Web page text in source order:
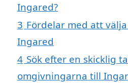
Ingared?
3 Fördelar med att
Ingared
4 Sök efter en skicklig
omgivningarna till